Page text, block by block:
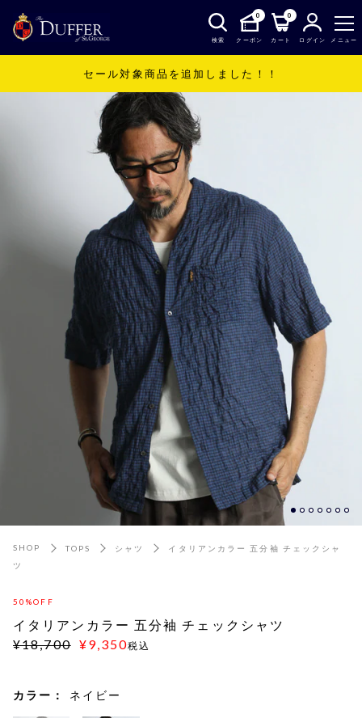
検索
0
クーポン
0
カート ログイン メニュー
セール対象商品を追加しました！！
SHOP TOPS シャツ
イタリアンカラー 五分袖 チェックシャ
ツ
50%OFF
イタリアンカラー 五分袖 チェックシャツ
¥18,700 ¥9,350税込
カラー： ネイビー